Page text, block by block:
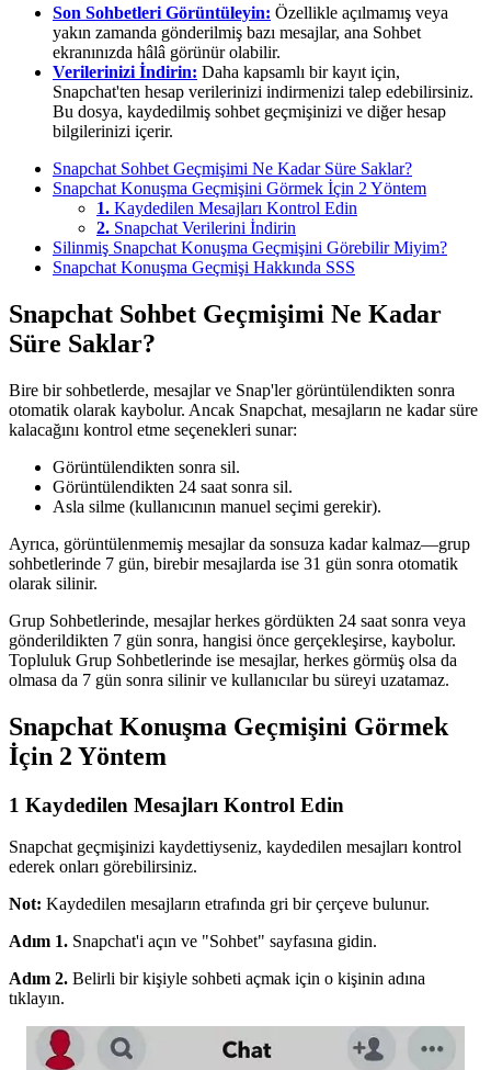
Son Sohbetleri Görüntüleyin: Özellikle açılmamış veya
yakın zamanda gönderilmiş bazı mesajlar, ana Sohbet
ekranınızda hâlâ görünür olabilir.
Verilerinizi İndirin: Daha kapsamlı bir kayıt için,
Snapchat'ten hesap verilerinizi indirmenizi talep edebilirsiniz.
Bu dosya, kaydedilmiş sohbet geçmişinizi ve diğer hesap
bilgilerinizi içerir.
Snapchat Sohbet Geçmişimi Ne Kadar Süre Saklar?
Snapchat Konuşma Geçmişini Görmek İçin 2 Yöntem
1. Kaydedilen Mesajları Kontrol Edin
2. Snapchat Verilerini İndirin
Silinmiş Snapchat Konuşma Geçmişini Görebilir Miyim?
Snapchat Konuşma Geçmişi Hakkında SSS
Snapchat Sohbet Geçmişimi Ne Kadar
Süre Saklar?
Bire bir sohbetlerde, mesajlar ve Snap'ler görüntülendikten sonra
otomatik olarak kaybolur. Ancak Snapchat, mesajların ne kadar süre
kalacağını kontrol etme seçenekleri sunar:
Görüntülendikten sonra sil.
Görüntülendikten 24 saat sonra sil.
Asla silme (kullanıcının manuel seçimi gerekir).
Ayrıca, görüntülenmemiş mesajlar da sonsuza kadar kalmaz—grup
sohbetlerinde 7 gün, birebir mesajlarda ise 31 gün sonra otomatik
olarak silinir.
Grup Sohbetlerinde, mesajlar herkes gördükten 24 saat sonra veya
gönderildikten 7 gün sonra, hangisi önce gerçekleşirse, kaybolur.
Topluluk Grup Sohbetlerinde ise mesajlar, herkes görmüş olsa da
olmasa da 7 gün sonra silinir ve kullanıcılar bu süreyi uzatamaz.
Snapchat Konuşma Geçmişini Görmek
İçin 2 Yöntem
1 Kaydedilen Mesajları Kontrol Edin
Snapchat geçmişinizi kaydettiyseniz, kaydedilen mesajları kontrol
ederek onları görebilirsiniz.
Not: Kaydedilen mesajların etrafında gri bir çerçeve bulunur.
Adım 1. Snapchat'i açın ve "Sohbet" sayfasına gidin.
Adım 2. Belirli bir kişiyle sohbeti açmak için o kişinin adına
tıklayın.